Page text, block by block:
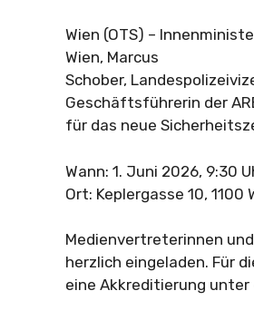
Wien (OTS) –
Wien, Marcus
Schober,
Geschäftsführerin der
für das neue
Wann: 1. Juni 2026, 9:30
Ort: Keplergasse 10, 1100
Medienvertreterinnen
herzlich eingeladen. Für
eine Akkreditierung